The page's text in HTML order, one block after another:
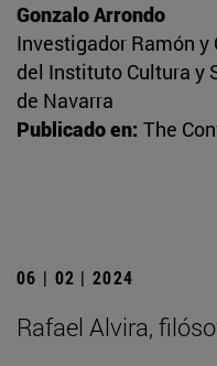
Gonzalo Arrondo
Investigador Ramón y
del Instituto Cultura y
de Navarra
Publicado en: The
06 | 02 | 2024
Rafael Alvira,